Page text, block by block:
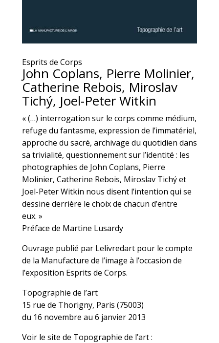
Esprits de Corps
John Coplans, Pierre Molinier,
Catherine Rebois, Miroslav
Tichý, Joel-Peter Witkin
« (…) interrogation sur le corps comme médium,
refuge du fantasme, expression de l’immatériel,
approche du sacré, archivage du quotidien dans
sa trivialité, questionnement sur l’identité : les
photographies de John Coplans, Pierre
Molinier, Catherine Rebois, Miroslav Tichý et
Joel-Peter Witkin nous disent l’intention qui se
dessine derrière le choix de chacun d’entre
eux. »
Préface de Martine Lusardy
Ouvrage publié par Lelivredart pour le compte
de la Manufacture de l’image à l’occasion de
l’exposition Esprits de Corps.
Topographie de l’art
15 rue de Thorigny, Paris (75003)
du 16 novembre au 6 janvier 2013
Voir le site de Topographie de l’art :